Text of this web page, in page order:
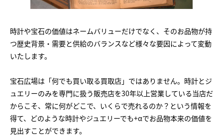
時計や宝石の価値はネームバリューだけでなく、そのお品物が持
つ歴史背景・需要と供給のバランスなど様々な要因によって変動
いたします。
宝石広場は「何でも買い取る買取店」ではありません。時計とジ
ュエリーのみを専門に扱う販売店を30年以上営業している当店だ
からこそ、常に何がどこで、いくらで売れるのか？という情報を
得て、どのような時計やジュエリーでも+αでお品物本来の価値を
見出すことができます。